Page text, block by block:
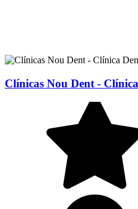
Clínicas Nou Dent -